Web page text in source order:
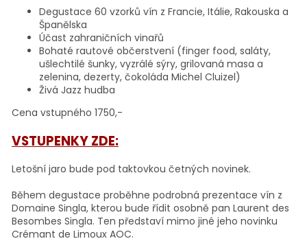
Degustace 60 vzorků vín z Francie, Itálie, Rakouska a
Španělska
Účast zahraničních vinařů
Bohaté rautové občerstvení (finger food, saláty,
ušlechtilé šunky, vyzrálé sýry, grilovaná masa a
zelenina, dezerty, čokoláda Michel Cluizel)
Živá Jazz hudba
Cena vstupného 1750,-
VSTUPENKY ZDE:
Letošní jaro bude pod taktovkou četných novinek.
Během degustace proběhne podrobná prezentace vín z
Domaine Singla, kterou bude řídit osobně pan Laurent des
Besombes Singla. Ten představí mimo jiné jeho novinku
Crémant de Limoux AOC.